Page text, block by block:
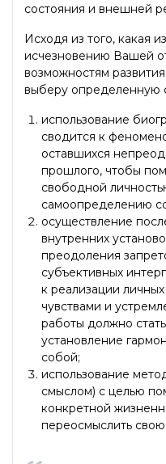
состояния и внешней
Исходя из того, какая
исчезновению Вашей
возможностям
выберу определенную
использование
сводится к
оставшихся
прошлого, чтобы
свободной
самоопределению
осуществление
внутренних
преодоления
субъективных
к реализации
чувствами и
работы должно
установление
собой;
использование
смыслом) с целью
конкретной
переосмыслить